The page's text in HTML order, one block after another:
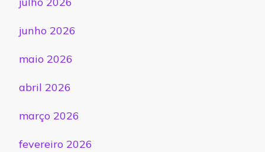
junho 2026
maio 2026
abril 2026
março 2026
fevereiro 2026